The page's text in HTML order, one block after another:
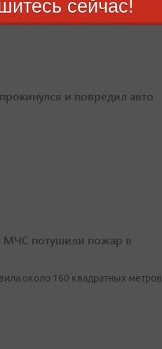
и повредил авто
потушили пожар в
около 160 квадратных метров
сейчас!